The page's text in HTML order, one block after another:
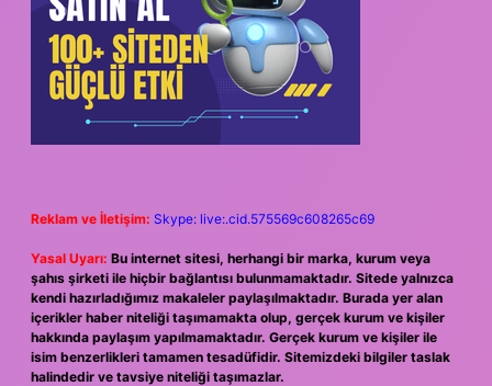
Reklam ve İletişim: Skype: live:.cid.575569c608265c69
Yasal Uyarı: Bu internet sitesi, herhangi bir marka, kurum veya
şahıs şirketi ile hiçbir bağlantısı bulunmamaktadır. Sitede yalnızca
kendi hazırladığımız makaleler paylaşılmaktadır. Burada yer alan
içerikler haber niteliği taşımamakta olup, gerçek kurum ve kişiler
hakkında paylaşım yapılmamaktadır. Gerçek kurum ve kişiler ile
isim benzerlikleri tamamen tesadüfidir. Sitemizdeki bilgiler taslak
halindedir ve tavsiye niteliği taşımazlar.